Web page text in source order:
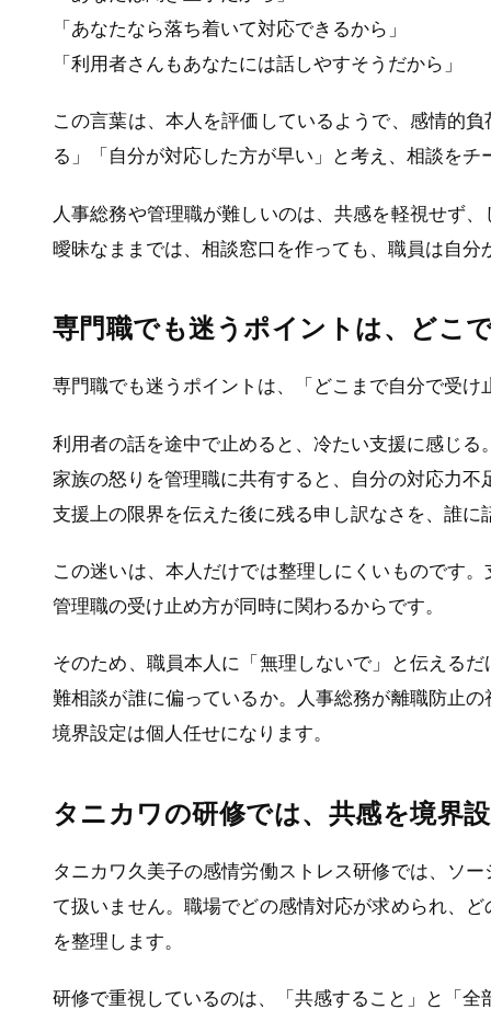
「あなたなら落ち着いて対応できるから」
「利用者さんもあなたには話しやすそうだから」
この言葉は、本人を評価しているようで、感情的
る」「自分が対応した方が早い」と考え、相談を
人事総務や管理職が難しいのは、共感を軽視せず
曖昧なままでは、相談窓口を作っても、職員は自分
専門職でも迷うポイントは、どこ
専門職でも迷うポイントは、「どこまで自分で受
利用者の話を途中で止めると、冷たい支援に感じる
家族の怒りを管理職に共有すると、自分の対応力不
支援上の限界を伝えた後に残る申し訳なさを、誰に
この迷いは、本人だけでは整理しにくいものです
管理職の受け止め方が同時に関わるからです。
そのため、職員本人に「無理しないで」と伝える
難相談が誰に偏っているか。人事総務が離職防止
境界設定は個人任せになります。
タニカワの研修では、共感を境界
タニカワ久美子の感情労働ストレス研修では、ソ
て扱いません。職場でどの感情対応が求められ、
を整理します。
研修で重視しているのは、「共感すること」と「